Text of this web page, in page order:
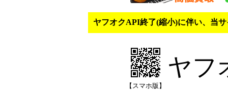
ヤフオクAPI終了(縮小)に伴い、当
【スマホ版】
ヤフ